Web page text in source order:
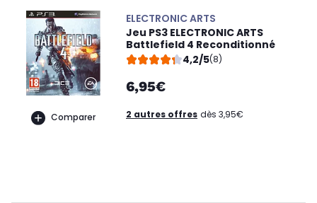
Comparer
ELECTRONIC ARTS
Jeu PS3 ELECTRONIC ARTS
Battlefield 4 Reconditionné
4,2/5(8)
6,95€
2 autres offres dès 3,95€